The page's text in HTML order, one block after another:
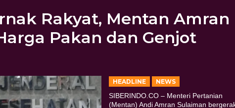
Rakyat, Mentan Amran
Pakan dan Genjot
HEADLINE NEWS
SIBERINDO.CO – Menteri Pertanian
(Mentan) Andi Amran Sulaiman